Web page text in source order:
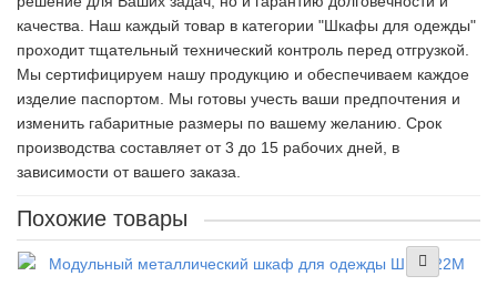
качества. Наш каждый товар в категории "Шкафы для одежды"
проходит тщательный технический контроль перед отгрузкой.
Мы сертифицируем нашу продукцию и обеспечиваем каждое
изделие паспортом. Мы готовы учесть ваши предпочтения и
изменить габаритные размеры по вашему желанию. Срок
производства составляет от 3 до 15 рабочих дней, в
зависимости от вашего заказа.
Похожие товары